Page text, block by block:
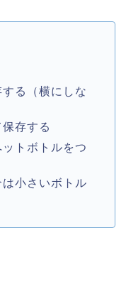
る（横にしな
存する
トボトルをつ
小さいボトル